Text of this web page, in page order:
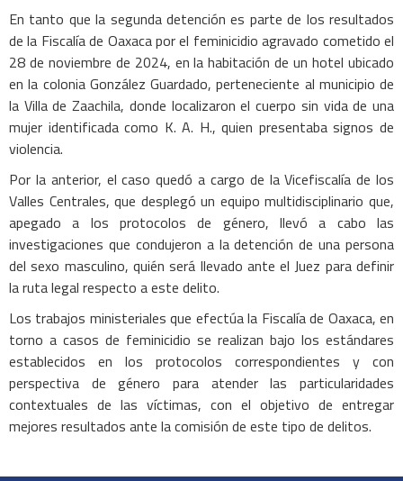
En tanto que la segunda detención es parte de los resultados
de la Fiscalía de Oaxaca por el feminicidio agravado cometido el
28 de noviembre de 2024, en la habitación de un hotel ubicado
en la colonia González Guardado, perteneciente al municipio de
la Villa de Zaachila, donde localizaron el cuerpo sin vida de una
mujer identificada como K. A. H., quien presentaba signos de
violencia.
Por la anterior, el caso quedó a cargo de la Vicefiscalía de los
Valles Centrales, que desplegó un equipo multidisciplinario que,
apegado a los protocolos de género, llevó a cabo las
investigaciones que condujeron a la detención de una persona
del sexo masculino, quién será llevado ante el Juez para definir
la ruta legal respecto a este delito.
Los trabajos ministeriales que efectúa la Fiscalía de Oaxaca, en
torno a casos de feminicidio se realizan bajo los estándares
establecidos en los protocolos correspondientes y con
perspectiva de género para atender las particularidades
contextuales de las víctimas, con el objetivo de entregar
mejores resultados ante la comisión de este tipo de delitos.